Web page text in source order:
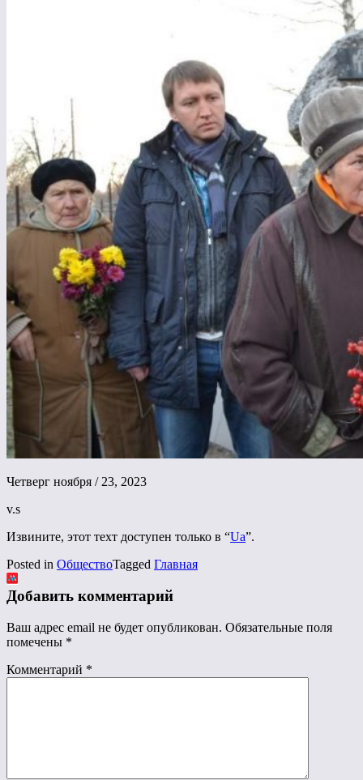
Четверг ноября / 23, 2023
v.s
Извините, этот техт доступен только в “Ua”.
Posted in ОбществоTagged Главная
Добавить комментарий
Ваш адрес email не будет опубликован. Обязательные поля
помечены *
Комментарий *